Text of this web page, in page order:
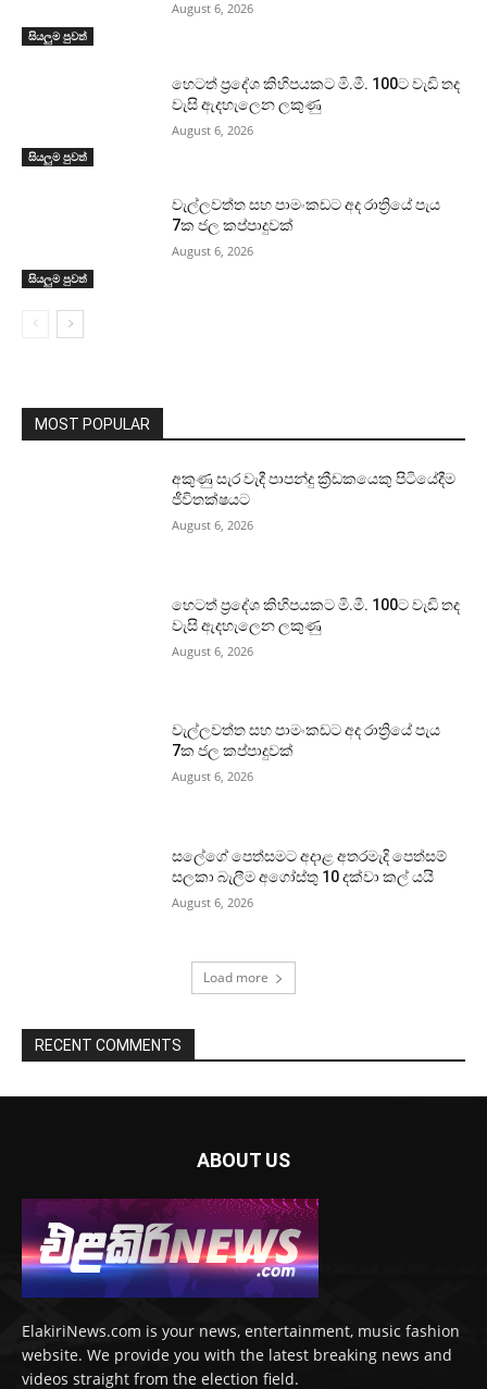
සියලුම පුවත්
August 6, 2026
සියලුම පුවත්
හෙටත් ප්‍රදේශ කිහිපයකට මි.මී. 100ට වැඩි තද
වැසි ඇදහැලෙන ලකුණු
August 6, 2026
සියලුම පුවත්
වැල්ලවත්ත සහ පාමංකඩට අද රාත්‍රියේ පැය
7ක ජල කප්පාදුවක්
August 6, 2026
MOST POPULAR
අකුණු සැර වැදී පාපන්දු ක්‍රීඩකයෙකු පිටියේදීම
ජීවිතක්ෂයට
August 6, 2026
හෙටත් ප්‍රදේශ කිහිපයකට මි.මී. 100ට වැඩි තද
වැසි ඇදහැලෙන ලකුණු
August 6, 2026
වැල්ලවත්ත සහ පාමංකඩට අද රාත්‍රියේ පැය
7ක ජල කප්පාදුවක්
August 6, 2026
සලේගේ පෙත්සමට අදාළ අතරමැදි පෙත්සම්
සලකා බැලීම අගෝස්තු 10 දක්වා කල් යයි
August 6, 2026
Load more
RECENT COMMENTS
ABOUT US
ElakiriNews.com is your news, entertainment, music fashion
website. We provide you with the latest breaking news and
videos straight from the election field.